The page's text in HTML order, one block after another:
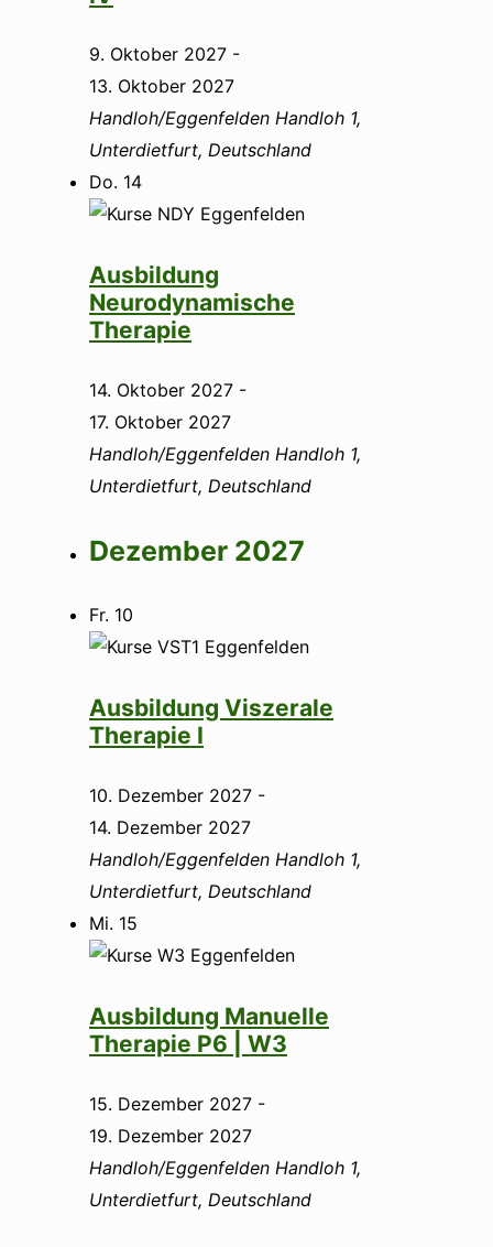
9. Oktober 2027 -
13. Oktober 2027
Handloh/Eggenfelden Handloh 1,
Unterdietfurt, Deutschland
Do. 14
Ausbildung
Neurodynamische
Therapie
14. Oktober 2027 -
17. Oktober 2027
Handloh/Eggenfelden Handloh 1,
Unterdietfurt, Deutschland
Dezember 2027
Fr. 10
Ausbildung Viszerale
Therapie I
10. Dezember 2027 -
14. Dezember 2027
Handloh/Eggenfelden Handloh 1,
Unterdietfurt, Deutschland
Mi. 15
Ausbildung Manuelle
Therapie P6 | W3
15. Dezember 2027 -
19. Dezember 2027
Handloh/Eggenfelden Handloh 1,
Unterdietfurt, Deutschland